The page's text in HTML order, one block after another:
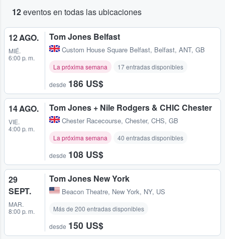
12eventos en todas las ubicaciones
12 AGO.
MIÉ.
6:00 p. m.
Tom Jones Belfast
Custom House Square Belfast, Belfast, ANT, GB
La próxima semana 17 entradas disponibles
desde 186 US$
14 AGO.
VIE.
4:00 p. m.
Tom Jones + Nile Rodgers & CHIC Chester
Chester Racecourse, Chester, CHS, GB
La próxima semana 40 entradas disponibles
desde 108 US$
29
SEPT.
MAR.
8:00 p. m.
Tom Jones New York
Beacon Theatre, New York, NY, US
Más de 200 entradas disponibles
desde 150 US$